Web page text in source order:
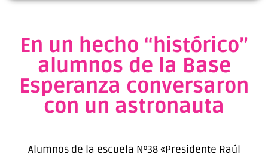
En un hecho “histórico”
alumnos de la Base
Esperanza conversaron
con un astronauta
Alumnos de la escuela Nº38 «Presidente Raúl